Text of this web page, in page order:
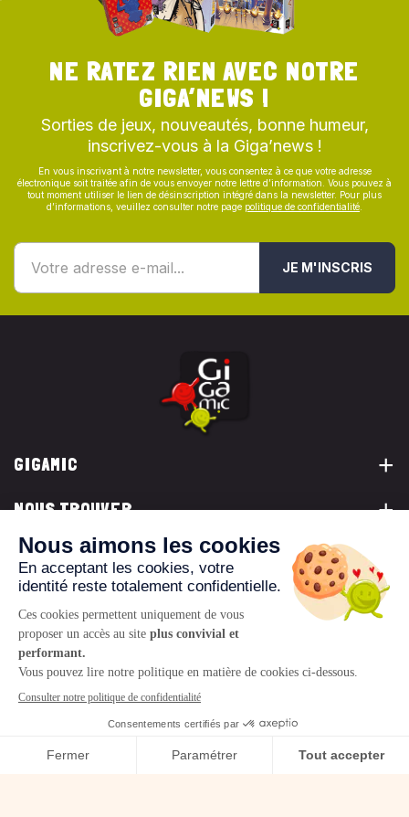
NE RATEZ RIEN AVEC NOTRE
GIGA’NEWS !
Sorties de jeux, nouveautés, bonne humeur,
inscrivez-vous à la Giga’news !
En vous inscrivant à notre newsletter, vous consentez à ce que votre adresse
électronique soit traitée afin de vous envoyer notre lettre d’information. Vous pouvez à
tout moment utiliser le lien de désinscription intégré dans la newsletter. Pour plus
d’informations, veuillez consulter notre page politique de confidentialité
JE M'INSCRIS
GIGAMIC
NOUS TROUVER
VOUS ÊTES...
NOUS CONTACTER
© 2026 www.gigamic.com
Mentions légales
Politique de confidentialité
Création